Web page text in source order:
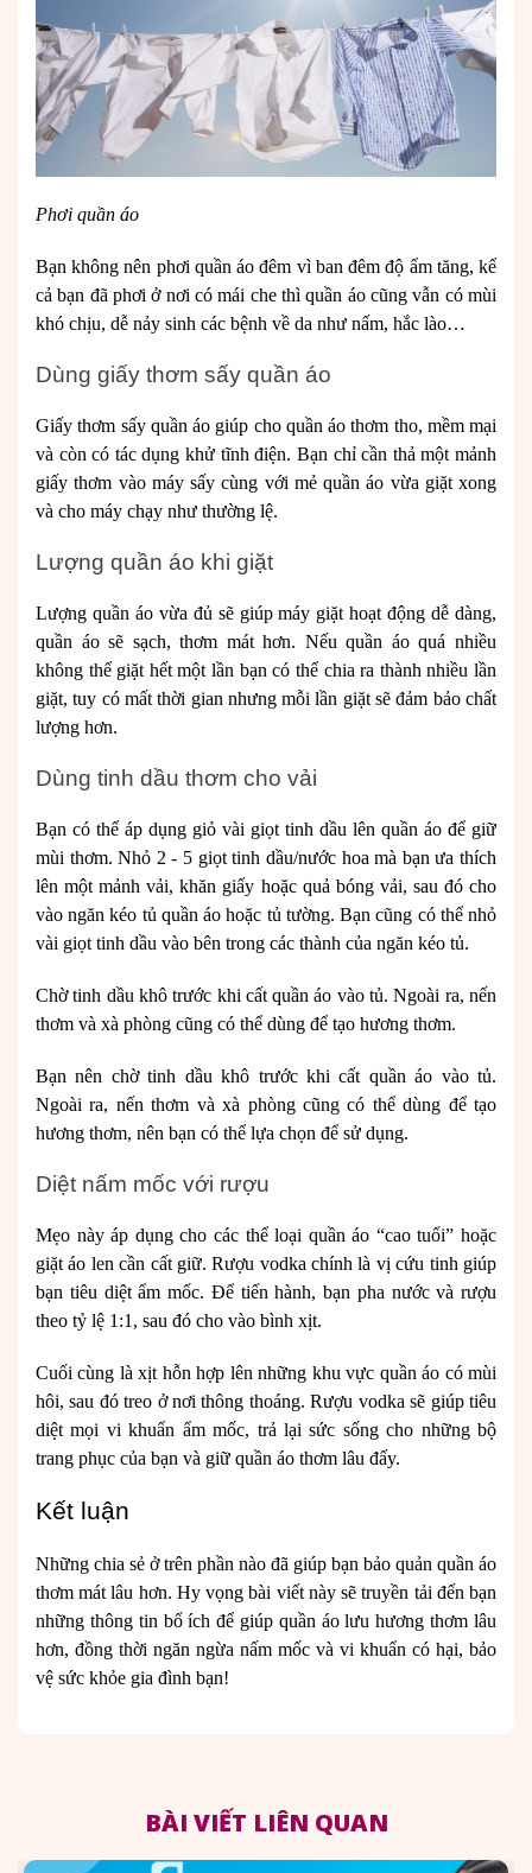
Phơi quần áo
Bạn không nên phơi quần áo đêm vì ban đêm độ ẩm tăng, kể
cả bạn đã phơi ở nơi có mái che thì quần áo cũng vẫn có mùi
khó chịu, dễ nảy sinh các bệnh về da như nấm, hắc lào…
Dùng giấy thơm sấy quần áo
Giấy thơm sấy quần áo giúp cho quần áo thơm tho, mềm mại
và còn có tác dụng khử tĩnh điện. Bạn chỉ cần thả một mảnh
giấy thơm vào máy sấy cùng với mẻ quần áo vừa giặt xong
và cho máy chạy như thường lệ.
Lượng quần áo khi giặt
Lượng quần áo vừa đủ sẽ giúp máy giặt hoạt động dễ dàng,
quần áo sẽ sạch, thơm mát hơn. Nếu quần áo quá nhiều
không thể giặt hết một lần bạn có thể chia ra thành nhiều lần
giặt, tuy có mất thời gian nhưng mỗi lần giặt sẽ đảm bảo chất
lượng hơn.
Dùng tinh dầu thơm cho vải
Bạn có thể áp dụng giỏ vài giọt tinh dầu lên quần áo để giữ
mùi thơm. Nhỏ 2 - 5 giọt tinh dầu/nước hoa mà bạn ưa thích
lên một mảnh vải, khăn giấy hoặc quả bóng vải, sau đó cho
vào ngăn kéo tủ quần áo hoặc tủ tường. Bạn cũng có thể nhỏ
vài giọt tinh dầu vào bên trong các thành của ngăn kéo tủ.
Chờ tinh dầu khô trước khi cất quần áo vào tủ. Ngoài ra, nến
thơm và xà phòng cũng có thể dùng để tạo hương thơm.
Bạn nên chờ tinh dầu khô trước khi cất quần áo vào tủ.
Ngoài ra, nến thơm và xà phòng cũng có thể dùng để tạo
hương thơm, nên bạn có thể lựa chọn để sử dụng.
Diệt nấm mốc với rượu
Mẹo này áp dụng cho các thể loại quần áo “cao tuổi” hoặc
giặt áo len cần cất giữ. Rượu vodka chính là vị cứu tinh giúp
bạn tiêu diệt ẩm mốc. Để tiến hành, bạn pha nước và rượu
theo tỷ lệ 1:1, sau đó cho vào bình xịt.
Cuối cùng là xịt hỗn hợp lên những khu vực quần áo có mùi
hôi, sau đó treo ở nơi thông thoáng. Rượu vodka sẽ giúp tiêu
diệt mọi vi khuẩn ẩm mốc, trả lại sức sống cho những bộ
trang phục của bạn và giữ quần áo thơm lâu đấy.
Kết luận
Những chia sẻ ở trên phần nào đã giúp bạn bảo quản quần áo
thơm mát lâu hơn. Hy vọng bài viết này sẽ truyền tải đến bạn
những thông tin bổ ích để giúp quần áo lưu hương thơm lâu
hơn, đồng thời ngăn ngừa nấm mốc và vi khuẩn có hại, bảo
vệ sức khỏe gia đình bạn!
BÀI VIẾT LIÊN QUAN